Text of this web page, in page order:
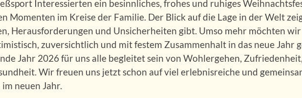
Interessierten ein besinnliches, frohes und ruhiges
Momenten im Kreise der Familie. Der Blick auf die Lage in der Welt
Herausforderungen und Unsicherheiten gibt. Umso mehr möchten wir
zuversichtlich und mit festem Zusammenhalt in das neue Jahr
Jahr 2026 für uns alle begleitet sein von Wohlergehen,
Wir freuen uns jetzt schon auf viel erlebnisreiche und
neuen Jahr.